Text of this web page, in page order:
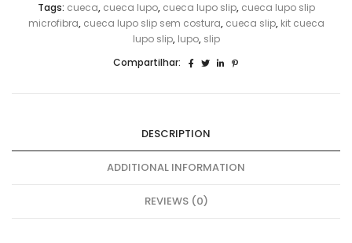
Texturizado
00624-
Tags: cueca, cueca lupo, cueca lupo slip, cueca lupo slip
microfibra, cueca lupo slip sem costura, cueca slip, kit cueca
lupo slip, lupo, slip
Compartilhar:
DESCRIPTION
ADDITIONAL INFORMATION
REVIEWS (0)